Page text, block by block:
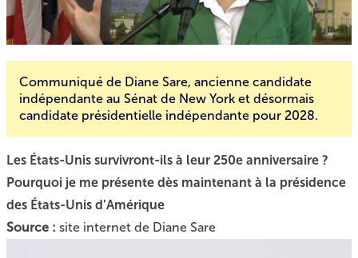
Communiqué de Diane Sare, ancienne candidate
indépendante au Sénat de New York et désormais
candidate présidentielle indépendante pour 2028.
Les États-Unis survivront-ils à leur 250e anniversaire ?
Pourquoi je me présente dès maintenant à la présidence
des États-Unis d’Amérique
Source : site internet de Diane Sare